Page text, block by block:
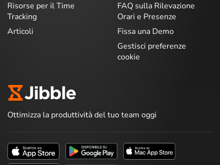
Risorse per il Time
Tracking
Articoli
FAQ sulla Rilevazione
Orari e Presenze
Fissa una Demo
Gestisci preferenze
cookie
Ottimizza la produttività del tuo team oggi